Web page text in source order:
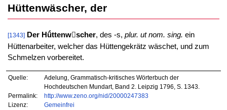
Hüttenwäscher, der
[1343] Der Hǘttenwscher, des -s, plur. ut nom. sing. ein
Hüttenarbeiter, welcher das Hüttengekrätz wäschet, und zum
Schmelzen vorbereitet.
Quelle:
Adelung, Grammatisch-kritisches Wörterbuch der
Hochdeutschen Mundart, Band 2. Leipzig 1796, S. 1343.
Permalink:
http://www.zeno.org/nid/20000247383
Lizenz:
Gemeinfrei